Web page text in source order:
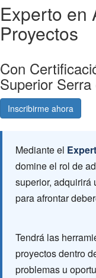
Experto en
Proyectos
Con
Superior
Inscribirme ahora
Mediante el
domine el rol de
superior, adquirirá
para afrontar
Tendrá las
proyectos dentro
problemas u